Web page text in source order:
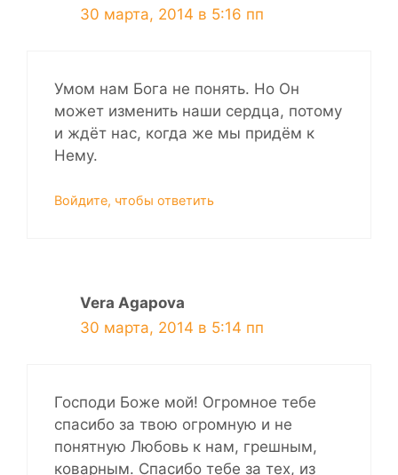
30 марта, 2014 в 5:16 пп
Умом нам Бога не понять. Но Он
может изменить наши сердца, потому
и ждёт нас, когда же мы придём к
Нему.
Войдите, чтобы ответить
Vera Agapova
30 марта, 2014 в 5:14 пп
Господи Боже мой! Огромное тебе
спасибо за твою огромную и не
понятную Любовь к нам, грешным,
коварным. Спасибо тебе за тех, из